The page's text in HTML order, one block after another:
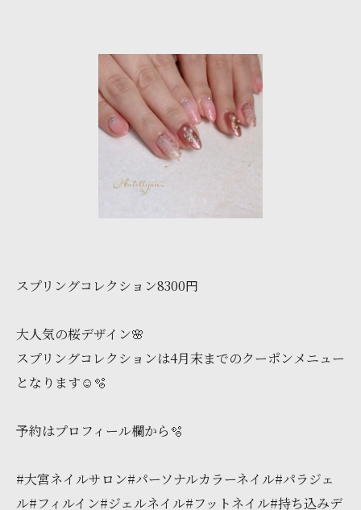
スプリングコレクション8300円
大人気の桜デザイン🌸
スプリングコレクションは4月末までのクーポンメニュー
となります☺️🫧
予約はプロフィール欄から🫧
#大宮ネイルサロン#パーソナルカラーネイル#パラジェ
ル#フィルイン#ジェルネイル#フットネイル#持ち込みデ